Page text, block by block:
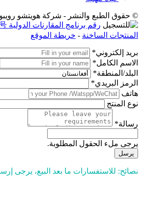
© حقوق الطبع والنشر - شركة هويتشو رويبوا
رقم برنامج المقارنات الدولية 2023039393号
المنتجات الساخنة - خريطة الموقع
بريد إلكتروني*
الاسم الكامل*
البلد/المنطقة*
الرمز البريدي*
هاتف
نوع المنتج
رسالة*
يرجى ملء الحقول المطلوبة.
يرسل
نصائح: للاستفسارات ما بعد البيع، يرجى